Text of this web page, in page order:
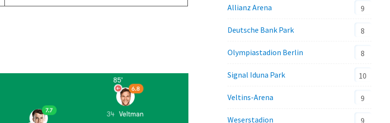
Allianz Arena 9
Deutsche Bank Park 8
Olympiastadion Berlin 8
Signal Iduna Park 10
Veltins-Arena 9
Weserstadion 9